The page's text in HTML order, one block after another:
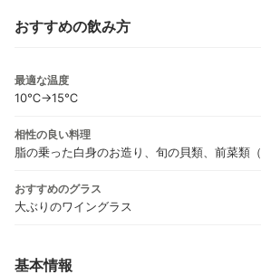
おすすめの飲み方
最適な温度
10℃→15℃
相性の良い料理
脂の乗った白身のお造り、旬の貝類、前菜類（
おすすめのグラス
大ぶりのワイングラス
基本情報